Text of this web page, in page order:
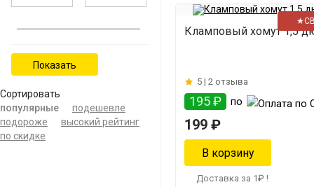
Сортировать
популярные
подешевле
подороже
высокий рейтинг
по скидке
Кламповый хомут 1,5
5 | 2 отзыва
195 ₽ по
199 ₽
Доставка за 1₽ !